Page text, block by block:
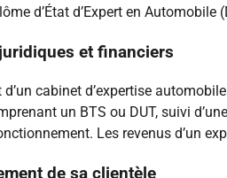
d’État d’Expert en Automobile
et financiers
d’un cabinet d’expertise
un BTS ou DUT, suivi
Les revenus d’un
de sa clientèle